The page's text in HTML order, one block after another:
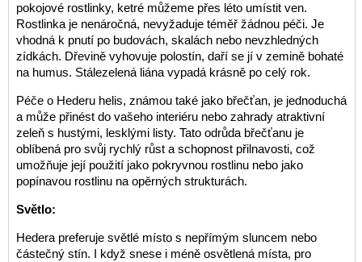
pokojové rostlinky, ketré můžeme přes léto umístit ven.
Rostlinka je nenáročná, nevyžaduje téměř žádnou péči. Je
vhodná k pnutí po budovách, skalách nebo nevzhledných
zídkách. Dřevině vyhovuje polostín, daří se jí v zemině bohaté
na humus. Stálezelená liána vypadá krásně po celý rok.
Péče o Hederu helis, známou také jako břečťan, je jednoduchá
a může přinést do vašeho interiéru nebo zahrady atraktivní
zeleň s hustými, lesklými listy. Tato odrůda břečťanu je
oblíbená pro svůj rychlý růst a schopnost přilnavosti, což
umožňuje její použití jako pokryvnou rostlinu nebo jako
popínavou rostlinu na opěrných strukturách.
Světlo:
Hedera preferuje světlé místo s nepřímým sluncem nebo
částečný stín. I když snese i méně osvětlená místa, pro